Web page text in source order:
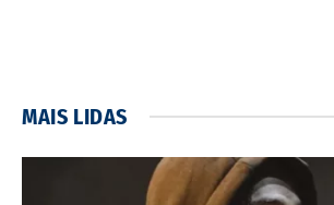
MAIS LIDAS